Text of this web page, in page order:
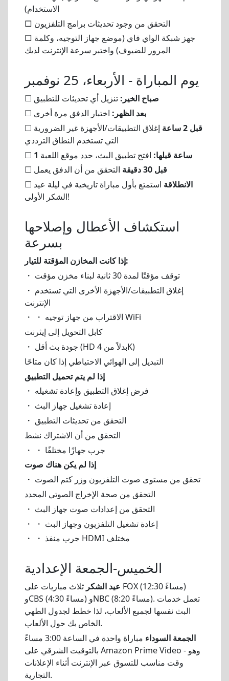
الاستخدام)
□ التحقق من وجود تحديثات برامج التلفزيون
□ جهز شبكة الواي فاي (موضع جهاز التوجيه، وكلمة
المرور للضيوف) واختبر سرعة الإنترنت لديك
يوم المباراة - الأربعاء، 25 نوفمبر
☐ صباح الخير: تنزيل أي تحديثات للتطبيق
☐
بعد الظهر: اختبار الدفق مرة أخرى
☐
قبل 2 ساعة
إغلاق التطبيقات/الأجهزة غير الضرورية
التي تستخدم النطاق الترددي
☐
1 ساعة قبلها: افتح تطبيق البث، حدد موقع اللعبة
☐
قبل 30 دقيقة
التحقق من أن الدفق يعمل
☐
الانطلاقة استمتع بأول مباراة تاريخية في ليلة عيد
الشكر الأولى!
استكشاف الأعطال وإصلاحها
بسرعة
إذا كانت المخازن المؤقتة للتيار:
・ توقف مؤقتًا لمدة 30 ثانية لبناء مخزن مؤقت
・ إغلاق التطبيقات/الأجهزة الأخرى التي تستخدم
الإنترنت
・ ・ الاقتراب من جهاز توجيه WiFi
كابل التحويل إلى إيثرنت
・ جودة بث أقل (HD بدلاً من 4K)
التبديل إلى الهوائي الاحتياطي إذا كان متاحًا
إذا لم يتم تحميل التطبيق
・ فرض إغلاق التطبيق وإعادة تشغيله
・ إعادة تشغيل جهاز البث
・ التحقق من تحديثات التطبيق
التحقق من أن الاشتراك نشط
・ ・ جرب جهازًا مختلفًا
إذا لم يكن هناك صوت
・ تحقق من مستوى صوت التلفزيون وزر كتم الصوت
التحقق من صحة الإخراج الصوتي المحدد
・ التحقق من إعدادات صوت جهاز البث
・ ・ إعادة تشغيل التلفزيون وجهاز البث
・ ・ جرب منفذ HDMI مختلف
الخميس-الجمعة الإعدادية
عيد الشكر ثلاث مباريات على FOX (12:30 مساءً)
وCBS (4:30 مساءً) وNBC (8:20 مساءً). تعمل خدمات
البث نفسها لجميع الألعاب، لذا خطط لجدول الطهي
الخاص بك حول الألعاب.
الجمعة السوداء
مباراة واحدة في الساعة 3:00 مساءً
بالتوقيت الشرقي على Amazon Prime Video - وهو
وقت مناسب للتسوق عبر الإنترنت أثناء الإعلانات
التجارية.